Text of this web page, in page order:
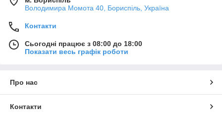
Володимира Момота 40, Бориспіль, Україна
Контакти
Сьогодні працює з 08:00 до 18:00
Показати весь графік роботи
Про нас
Контакти